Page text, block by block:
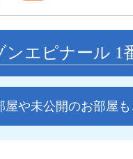
ンエピナール 1
や未公開のお部屋も